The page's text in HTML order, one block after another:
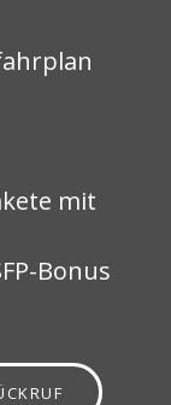
mit
Bonus